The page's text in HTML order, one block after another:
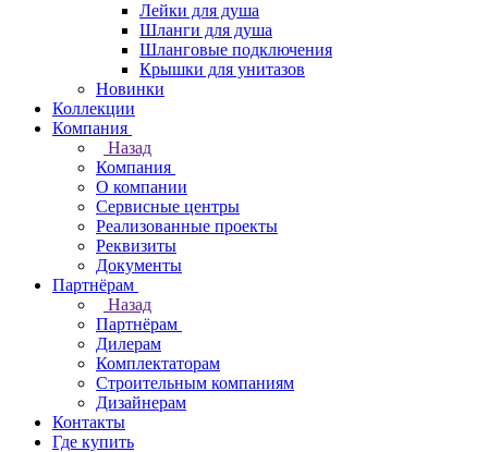
Лейки для душа
Шланги для душа
Шланговые подключения
Крышки для унитазов
Новинки
Коллекции
Компания
Назад
Компания
О компании
Сервисные центры
Реализованные проекты
Реквизиты
Документы
Партнёрам
Назад
Партнёрам
Дилерам
Комплектаторам
Строительным компаниям
Дизайнерам
Контакты
Где купить